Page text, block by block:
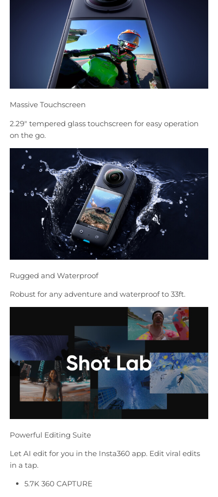
Massive Touchscreen
2.29" tempered glass touchscreen for easy operation
on the go.
Rugged and Waterproof
Robust for any adventure and waterproof to 33ft.
Powerful Editing Suite
Let AI edit for you in the Insta360 app. Edit viral edits
in a tap.
5.7K 360 CAPTURE